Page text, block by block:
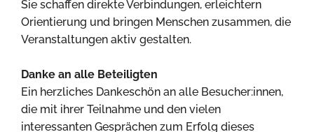
Sie schaffen direkte Verbindungen, erleichtern
Orientierung und bringen Menschen zusammen, die
Veranstaltungen aktiv gestalten.
Danke an alle Beteiligten
Ein herzliches Dankeschön an alle Besucher:innen,
die mit ihrer Teilnahme und den vielen
interessanten Gesprächen zum Erfolg dieses